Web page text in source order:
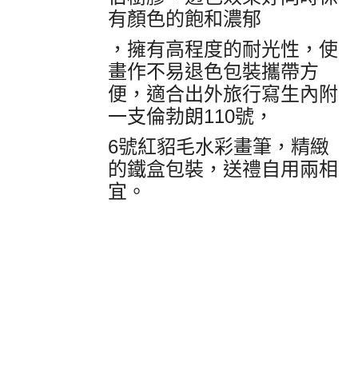
有顏​​色的飽和濃郁
，擁有高程度的耐光性，使
畫作不易退色包裝攜帶方
便，適合出外旅行寫生內附
一支倫勃朗110號，
6號紅貂毛水彩畫筆，精緻
的鐵盒包裝，送禮自用兩相
宜。